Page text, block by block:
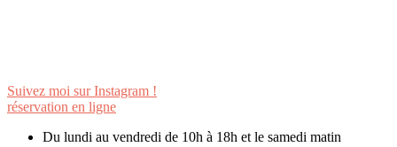
Suivez moi sur Instagram !
réservation en ligne
Du lundi au vendredi de 10h à 18h et le samedi matin